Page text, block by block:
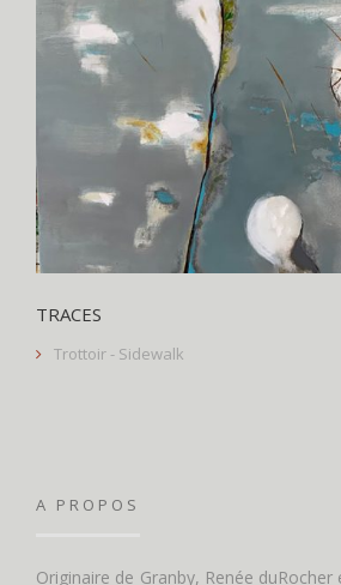
TRACES
Trottoir - Sidewalk
A PROPOS
Originaire de Granby, Renée